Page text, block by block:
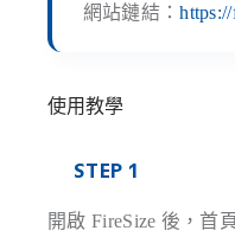
網站鏈結：
使用教學
STEP 1
開啟 FireSize 後，